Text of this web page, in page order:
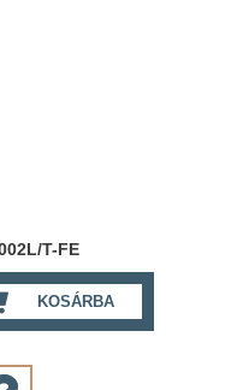
T-FE
KOSÁRBA